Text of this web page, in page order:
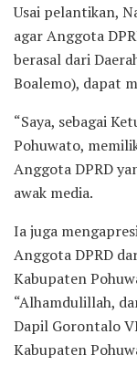
Usai pelantikan,
agar Anggota
berasal dari
Boalemo), dapat
“Saya, sebagai
Pohuwato,
Anggota DPRD
awak media.
Ia juga
Anggota DPRD
Kabupaten
“Alhamdulillah,
Dapil Gorontalo
Kabupaten